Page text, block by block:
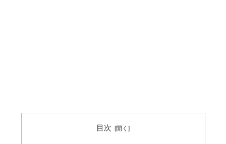
目次